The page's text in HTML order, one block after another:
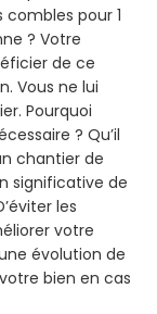
combles pour 1
? Votre
de ce
Vous ne lui
Pourquoi
? Qu’il
chantier de
significative de
les
votre
évolution de
bien en cas